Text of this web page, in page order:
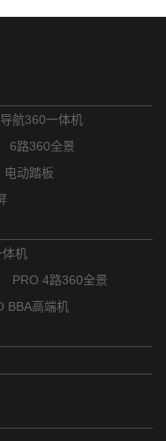
航360一体机
6路360全景
电动踏板
体机
PRO 4路360全景
BBA高端机